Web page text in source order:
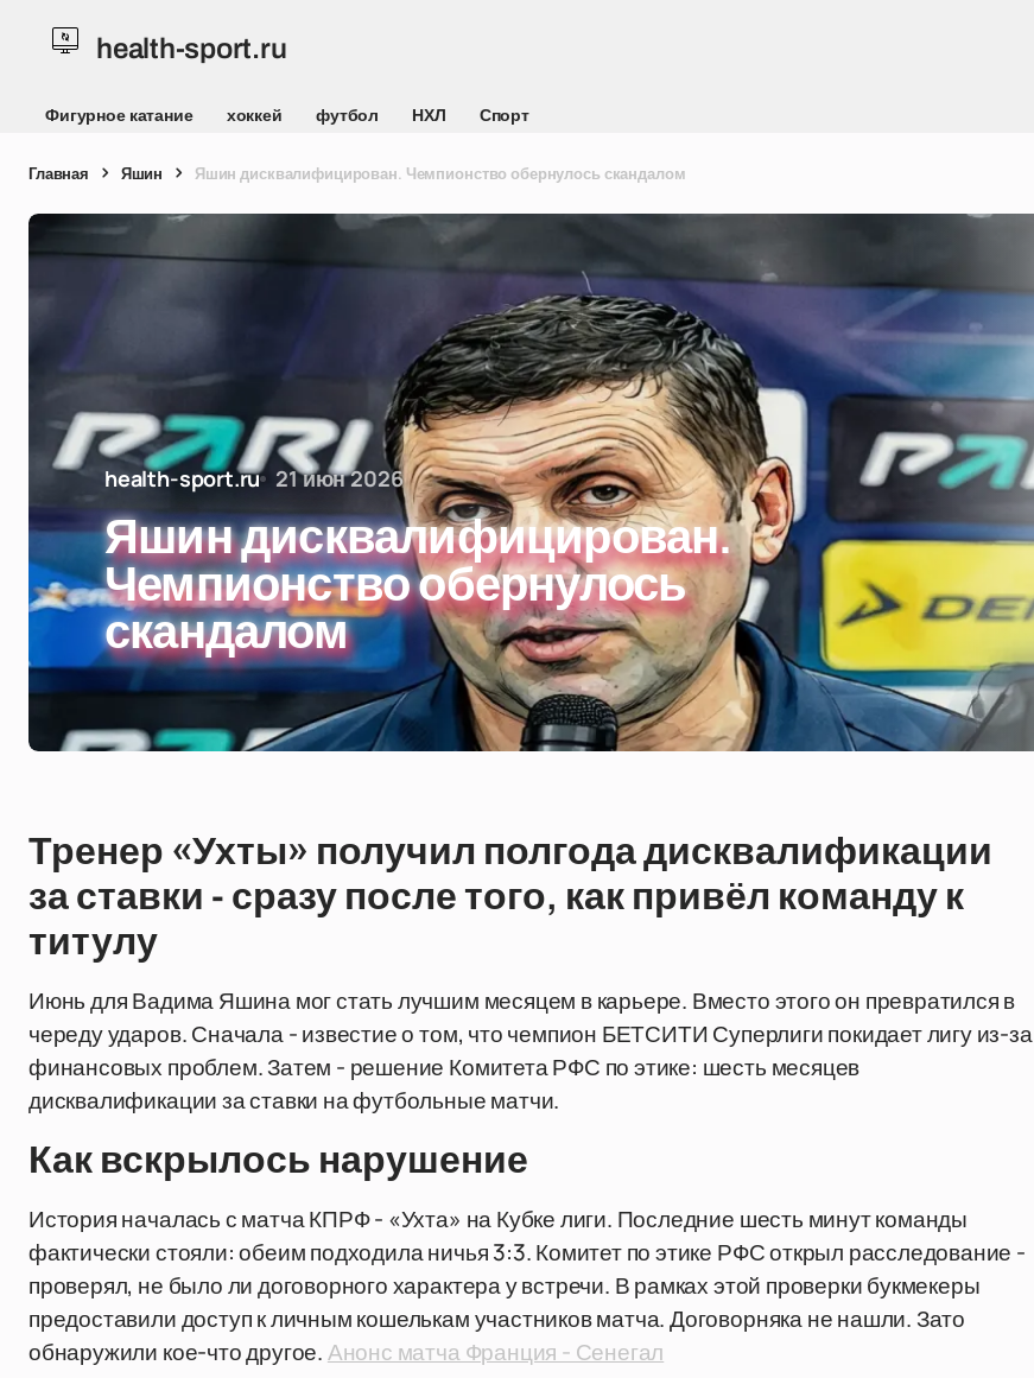
health-sport.ru
Фигурное катание хоккей футбол НХЛ Спорт
Главная Яшин Яшин дисквалифицирован. Чемпионство обернулось скандалом
health-sport.ru 21 июн 2026
Яшин дисквалифицирован.
Чемпионство обернулось
скандалом
Тренер «Ухты» получил полгода дисквалификации
за ставки - сразу после того, как привёл команду к
титулу
Июнь для Вадима Яшина мог стать лучшим месяцем в карьере. Вместо этого он превратился в
череду ударов. Сначала - известие о том, что чемпион БЕТСИТИ Суперлиги покидает лигу из-за
финансовых проблем. Затем - решение Комитета РФС по этике: шесть месяцев
дисквалификации за ставки на футбольные матчи.
Как вскрылось нарушение
История началась с матча КПРФ - «Ухта» на Кубке лиги. Последние шесть минут команды
фактически стояли: обеим подходила ничья 3:3. Комитет по этике РФС открыл расследование -
проверял, не было ли договорного характера у встречи. В рамках этой проверки букмекеры
предоставили доступ к личным кошелькам участников матча. Договорняка не нашли. Зато
обнаружили кое-что другое.Анонс матча Франция - Сенегал